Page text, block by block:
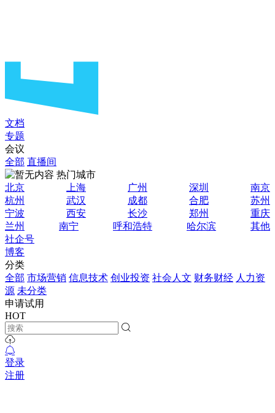
文档
专题
会议
全部 直播间
热门城市
北京
上海 广州 深圳
南京
杭州
武汉 成都 合肥
苏州
宁波
西安 长沙 郑州
重庆
兰州
南宁 呼和浩特 哈尔滨
其他
社企号
博客
分类
全部 市场营销 信息技术 创业投资 社会人文 财务财经 人力资
源 未分类
申请试用
HOT
登录
注册